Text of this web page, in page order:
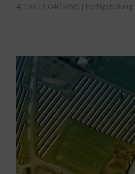
4,1 ha | 1.040 kWp |